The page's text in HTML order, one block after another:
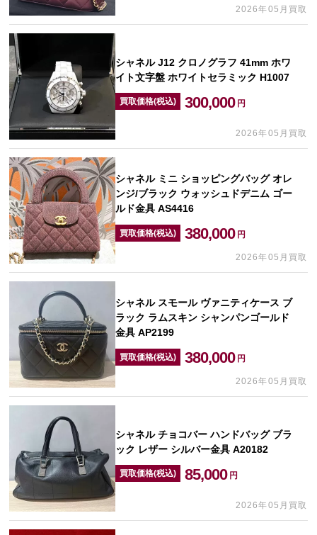
2026年05月買取
シャネル J12 クロノグラフ 41mm ホワ
イト文字盤 ホワイトセラミック H1007
買取価格(税込) 300,000 円
2026年05月買取
シャネル ミニ ショッピングバッグ オレ
ンジ/ブラック ウォッシュドデニム ゴー
ルド金具 AS4416
買取価格(税込) 380,000 円
2026年05月買取
シャネル スモール ヴァニティケース ブ
ラック ラムスキン シャンパンゴールド
金具 AP2199
買取価格(税込) 380,000 円
2026年05月買取
シャネル チョコバー ハンドバッグ ブラ
ック レザー シルバー金具 A20182
買取価格(税込) 85,000 円
2026年05月買取